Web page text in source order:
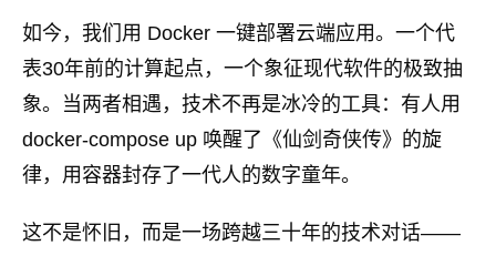
如今，我们用 Docker 一键部署云端应用。一个代
表30年前的计算起点，一个象征现代软件的极致抽
象。当两者相遇，技术不再是冰冷的工具：有人用
docker-compose up 唤醒了《仙剑奇侠传》的旋
律，用容器封存了一代人的数字童年。
这不是怀旧，而是一场跨越三十年的技术对话——